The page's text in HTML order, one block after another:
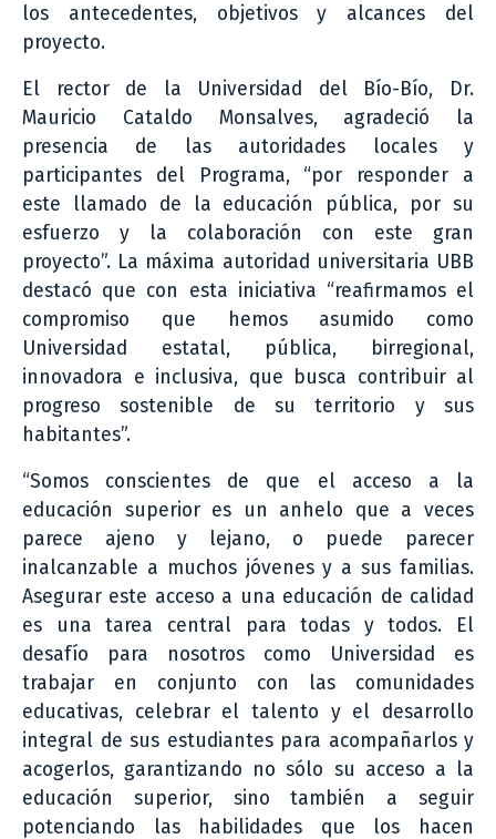
los antecedentes, objetivos y alcances del
proyecto.
El rector de la Universidad del Bío-Bío, Dr.
Mauricio Cataldo Monsalves, agradeció la
presencia de las autoridades locales y
participantes del Programa, “por responder a
este llamado de la educación pública, por su
esfuerzo y la colaboración con este gran
proyecto”. La máxima autoridad universitaria UBB
destacó que con esta iniciativa “reafirmamos el
compromiso que hemos asumido como
Universidad estatal, pública, birregional,
innovadora e inclusiva, que busca contribuir al
progreso sostenible de su territorio y sus
habitantes”.
“Somos conscientes de que el acceso a la
educación superior es un anhelo que a veces
parece ajeno y lejano, o puede parecer
inalcanzable a muchos jóvenes y a sus familias.
Asegurar este acceso a una educación de calidad
es una tarea central para todas y todos. El
desafío para nosotros como Universidad es
trabajar en conjunto con las comunidades
educativas, celebrar el talento y el desarrollo
integral de sus estudiantes para acompañarlos y
acogerlos, garantizando no sólo su acceso a la
educación superior, sino también a seguir
potenciando las habilidades que los hacen